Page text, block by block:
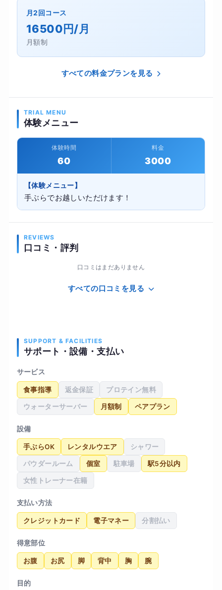
月2回コース
16500円/月
月額制
すべての料金プランを見る
TRIAL MENU
体験メニュー
体験時間
60
料金
3000
【体験メニュー】
手ぶらでお越しいただけます！
REVIEWS
口コミ・評判
口コミはまだありません
すべての口コミを見る
SUPPORT & FACILITIES
サポート・設備・支払い
サービス
食事指導 返金保証 プロテイン無料
ウォーターサーバー 月額制 ペアプラン
設備
手ぶらOK レンタルウエア シャワー
パウダールーム 個室 駐車場 駅5分以内
女性トレーナー在籍
支払い方法
クレジットカード 電子マネー 分割払い
得意部位
お腹 お尻 脚 背中 胸 腕
目的